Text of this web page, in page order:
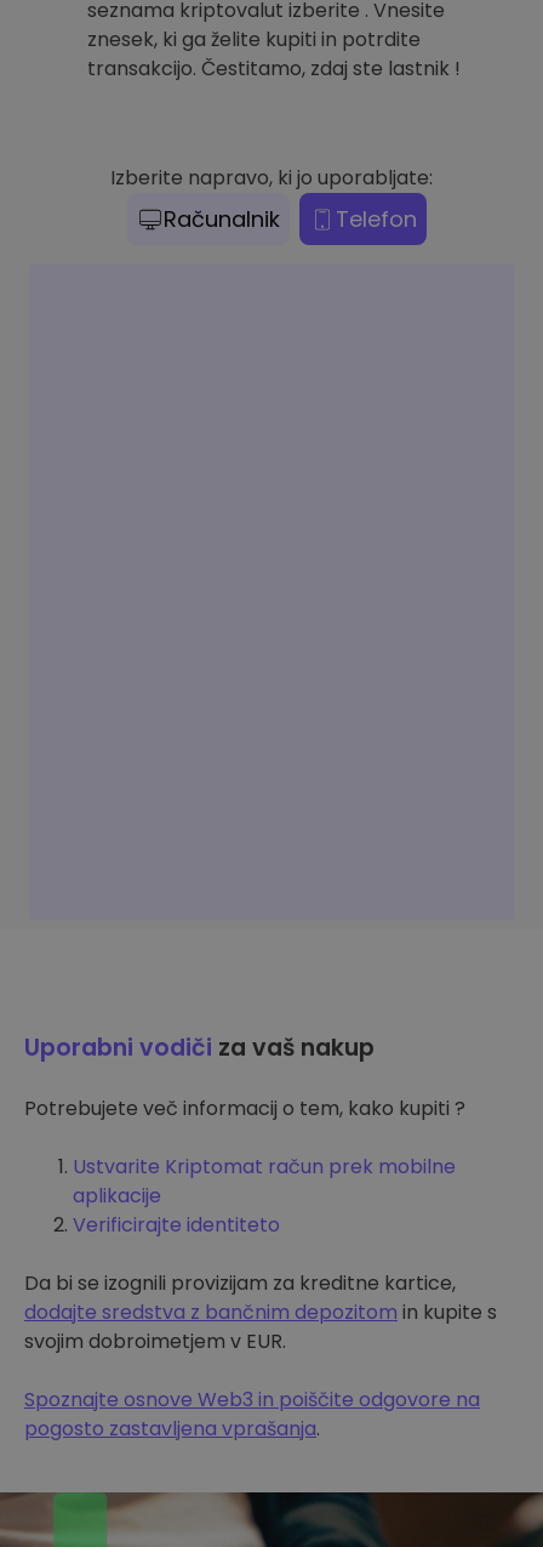
seznama kriptovalut izberite . Vnesite
znesek, ki ga želite kupiti in potrdite
transakcijo. Čestitamo, zdaj ste lastnik !
Izberite napravo, ki jo uporabljate:
Računalnik Telefon
Uporabni vodiči za vaš nakup
Potrebujete več informacij o tem, kako kupiti ?
Ustvarite Kriptomat račun prek mobilne
aplikacije
Verificirajte identiteto
Da bi se izognili provizijam za kreditne kartice,
dodajte sredstva z bančnim depozitom in kupite s
svojim dobroimetjem v EUR.
Spoznajte osnove Web3 in poiščite odgovore na
pogosto zastavljena vprašanja.